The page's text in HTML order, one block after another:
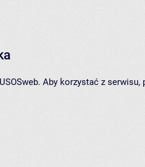
Aby korzystać z